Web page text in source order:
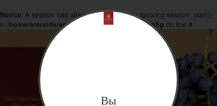
Notice: A session had already been started - ignoring session_start()
in /home/araratde/araratdeg.ru/docs/products.php on line 4
Вы